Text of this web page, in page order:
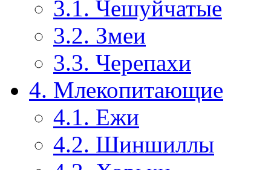
3.1. Чешуйчатые
3.2. Змеи
3.3. Черепахи
4. Млекопитающие
4.1. Ежи
4.2. Шиншиллы